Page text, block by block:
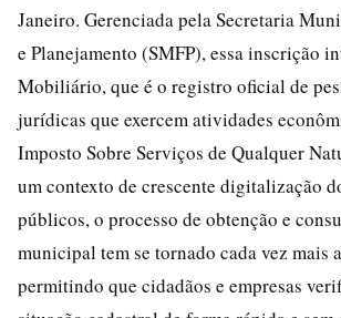
Janeiro. Gerenciada pela Secretaria
e Planejamento (SMFP), essa inscrição
Mobiliário, que é o registro oficial de
jurídicas que exercem atividades
Imposto Sobre Serviços de Qualquer
um contexto de crescente digitalização
públicos, o processo de obtenção e
municipal tem se tornado cada vez mais
permitindo que cidadãos e empresas